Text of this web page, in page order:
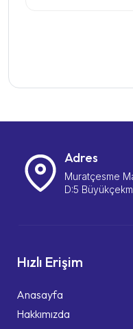
Adres
Muratçesme
D:5
Hızlı Erişim
Anasayfa
Hakkımızda